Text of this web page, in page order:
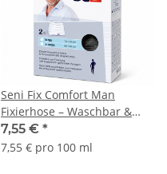
Seni Fix Comfort Man
Fixierhose – Waschbar &
bequem, 2 Stück Schwarz
Größe L
7,55 € *
7,55 € pro 100 ml